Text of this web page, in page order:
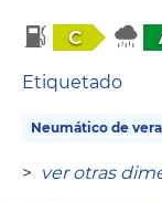
C
Etiquetado
Neumático de
> ver otras